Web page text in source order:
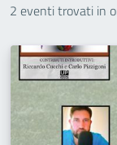
2 eventi trovati in